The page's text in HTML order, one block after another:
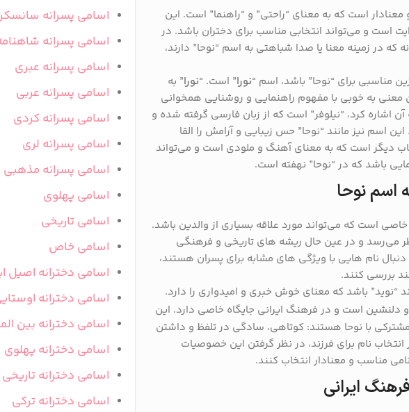
معنادار است که به معنای “راحتی” و “راهنما” است. این
است و می‌تواند انتخابی مناسب برای دختران باشد. در
که در زمینه معنا یا صدا شباهتی به اسم “نوحا” دارند،
مناسبی برای “نوحا” باشد، اسم “نورا” است. “نورا” به
به خوبی با مفهوم راهنمایی و روشنایی همخوانی
اشاره کرد، “نیلوفر” است که از زبان فارسی گرفته شده و
اسم نیز مانند “نوحا” حس زیبایی و آرامش را القا
دیگر است که به معنای آهنگ و ملودی است و می‌تواند
باشد که در “نوحا” نهفته است.
اسم نوحا
خاصی است که می‌تواند مورد علاقه بسیاری از والدین باشد.
نظر می‌رسد و در عین حال ریشه‌ های تاریخی و فرهنگی
دنبال نام ‌هایی با ویژگی‌ های مشابه برای پسران هستند،
بررسی کنند.
“نوید” باشد که معنای خوش‌ خبری و امیدواری را دارد.
و دلنشین است و در فرهنگ ایرانی جایگاه خاصی دارد. این
با نوحا هستند: کوتاهی، سادگی در تلفظ و داشتن
نام برای فرزند، در نظر گرفتن این خصوصیات
مناسب و معنادار انتخاب کنند.
ایرانی
اسامی پسرانه
اسامی پسرانه
اسامی پسرانه عبری
اسامی پسرانه عربی
اسامی پسرانه کردی
اسامی پسرانه لری
اسامی پسرانه مذهبی
اسامی پهلوی
اسامی تاریخی
اسامی خاص
اسامی دخترانه اصیل
اسامی دخترانه
اسامی دخترانه بین
اسامی دخترانه پهلوی
اسامی دخترانه تاریخی
اسامی دخترانه ترکی